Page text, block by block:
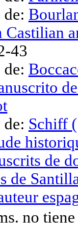
de:
Castilian
43
de:
de: Schiff
de
de
no